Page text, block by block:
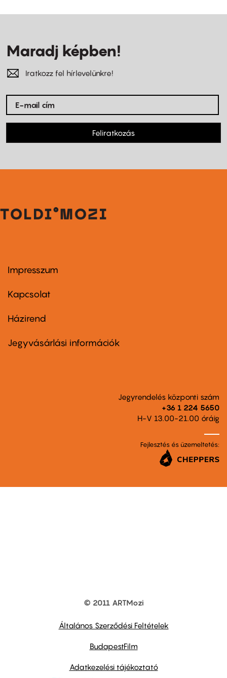
Maradj képben!
Iratkozz fel hírlevelünkre!
Feliratkozás
Footer
first
Impresszum
Kapcsolat
Footer
second
Házirend
Jegyvásárlási információk
Jegyrendelés központi szám
+36 1 224 5650
H-V 13.00-21.00 óráig
Fejlesztés és üzemeltetés:
© 2011 ARTMozi
Általános Szerződési Feltételek
BudapestFilm
Adatkezelési tájékoztató